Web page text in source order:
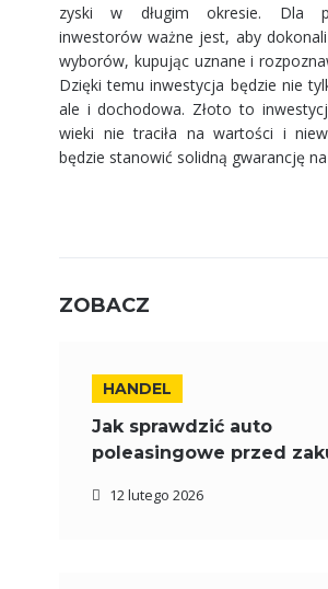
zyski w długim okresie. Dla
inwestorów ważne jest, aby
wyborów, kupując uznane i
Dzięki temu inwestycja będzie nie
ale i dochodowa. Złoto to
wieki nie traciła na wartości i
będzie stanowić solidną gwarancję na
ZOBACZ
HANDEL
Jak sprawdzić auto
poleasingowe przed
12 lutego 2026